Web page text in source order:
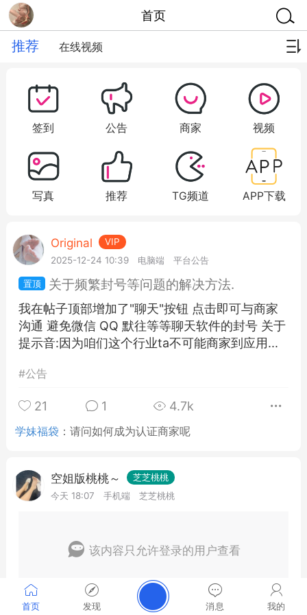
首页 发现 消息 我的
首页
推荐 在线视频
签到 公告 商家 视频
写真 推荐 TG频道 APP下载
Original
VIP
2025-12-24 10:39
电脑端 平台公告
关于频繁封号等问题的解决方法.
我在帖子顶部增加了"聊天"按钮 点击即可与商家
沟通 避免微信 QQ 默往等等聊天软件的封号 关于
提示音:因为咱们这个行业ta不可能商家到应用...
#公告
21 1 4.7k
学妹福袋 ：请问如何成为认证商家呢
空姐版桃桃～
芝芝桃桃
今天 18:07
手机端 芝芝桃桃
该内容只允许登录的用户查看